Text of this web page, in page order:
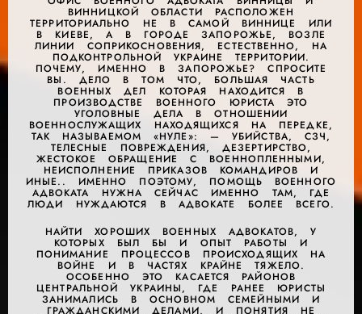
ВИННИЦКОЙ ОБЛАСТИ РАСПОЛОЖЕН
ТЕРРИТОРИАЛЬНО НЕ В САМОЙ ВИННИЦЕ ИЛИ
В КИЕВЕ, А В ГОРОДЕ ЗАПОРОЖЬЕ, ВОЗЛЕ
ЛИНИИ СОПРИКОСНОВЕНИЯ, ЕСТЕСТВЕННО, НА
ПОДКОНТРОЛЬНОЙ УКРАИНЕ ТЕРРИТОРИИ.
ПОЧЕМУ, ИМЕННО В ЗАПОРОЖЬЕ? СПРОСИТЕ
ВЫ. ДЕЛО В ТОМ ЧТО, БОЛЬШАЯ ЧАСТЬ
ВОЕННЫХ ДЕЛ КОТОРАЯ НАХОДИТСЯ В
ПРОИЗВОДСТВЕ ВОЕННОГО ЮРИСТА ЭТО
УГОЛОВНЫЕ ДЕЛА В ОТНОШЕНИИ
ВОЕННОСЛУЖАЩИХ НАХОДЯЩИХСЯ НА ПЕРЕДКЕ,
ТАК НАЗЫВАЕМОМ «НУЛЕ»: — УБИЙСТВА, СЗЧ,
ТЕЛЕСНЫЕ ПОВРЕЖДЕНИЯ, ДЕЗЕРТИРСТВО,
ЖЕСТОКОЕ ОБРАЩЕНИЕ С ВОЕННОПЛЕННЫМИ,
НЕИСПОЛНЕНИЕ ПРИКАЗОВ КОМАНДИРОВ И
ИНЫЕ.. ИМЕННО ПОЭТОМУ, ПОМОЩЬ ВОЕННОГО
АДВОКАТА НУЖНА СЕЙЧАС ИМЕННО ТАМ, ГДЕ
ЛЮДИ НУЖДАЮТСЯ В АДВОКАТЕ БОЛЕЕ ВСЕГО.
НАЙТИ ХОРОШИХ ВОЕННЫХ АДВОКАТОВ, У
КОТОРЫХ БЫЛ БЫ И ОПЫТ РАБОТЫ И
ПОНИМАНИЕ ПРОЦЕССОВ ПРОИСХОДЯЩИХ НА
ВОЙНЕ И В ЧАСТЯХ КРАЙНЕ ТЯЖЕЛО.
ОСОБЕННО ЭТО КАСАЕТСЯ РАЙОНОВ
ЦЕНТРАЛЬНОЙ УКРАИНЫ, ГДЕ РАНЕЕ ЮРИСТЫ
ЗАНИМАЛИСЬ В ОСНОВНОМ СЕМЕЙНЫМИ И
ГРАЖДАНСКИМИ ДЕЛАМИ, И ПОНЯТИЯ НЕ